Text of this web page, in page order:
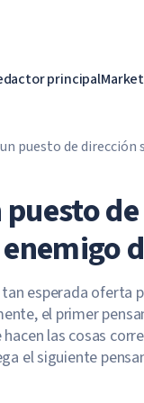
principal
puesto de
esperada oferta
el primer
las cosas
el siguiente